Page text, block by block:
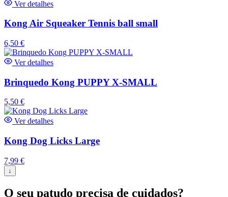
Ver detalhes
Kong Air Squeaker Tennis ball small
6,50 €
Ver detalhes
Brinquedo Kong PUPPY X-SMALL
5,50 €
Ver detalhes
Kong Dog Licks Large
7,99 €
↓
O seu patudo precisa de cuidados?